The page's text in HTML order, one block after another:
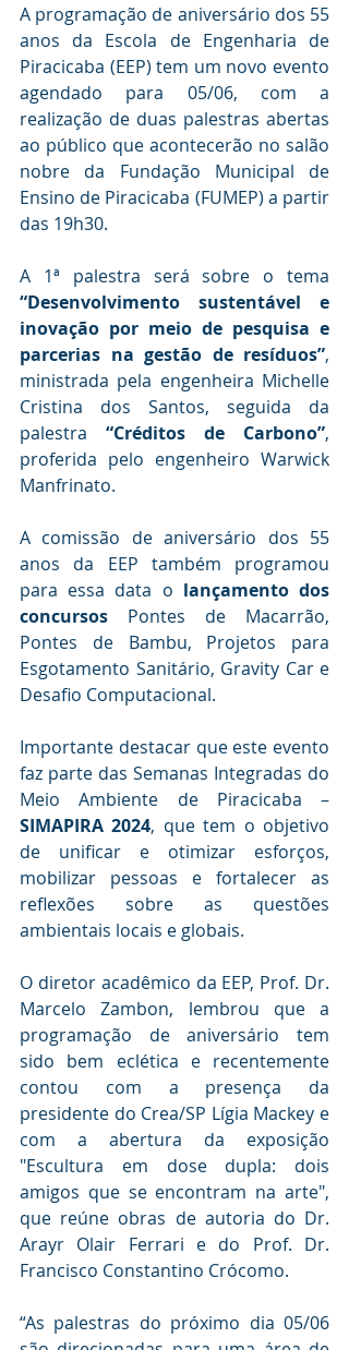
A programação de aniversário dos 55
anos da Escola de Engenharia de
Piracicaba (EEP) tem um novo evento
agendado para 05/06, com a
realização de duas palestras abertas
ao público que acontecerão no salão
nobre da Fundação Municipal de
Ensino de Piracicaba (FUMEP) a partir
das 19h30.
“Desenvolvimento sustentável e
inovação por meio de pesquisa e
parcerias na gestão de resíduos”,
ministrada pela engenheira Michelle
Cristina dos Santos, seguida da
palestra “Créditos de Carbono”,
proferida pelo engenheiro Warwick
Manfrinato.
A comissão de aniversário dos 55
anos da EEP também programou
para essa data o lançamento dos
concursos Pontes de Macarrão,
Pontes de Bambu, Projetos para
Esgotamento Sanitário, Gravity Car e
Desafio Computacional.
Importante destacar que este evento
faz parte das Semanas Integradas do
SIMAPIRA 2024, que tem o objetivo
de unificar e otimizar esforços,
mobilizar pessoas e fortalecer as
reflexões sobre as questões
ambientais locais e globais.
O diretor acadêmico da EEP, Prof. Dr.
Marcelo Zambon, lembrou que a
programação de aniversário tem
sido bem eclética e recentemente
contou com a presença da
presidente do Crea/SP Lígia Mackey e
com a abertura da exposição
"Escultura em dose dupla: dois
amigos que se encontram na arte",
que reúne obras de autoria do Dr.
Arayr Olair Ferrari e do Prof. Dr.
Francisco Constantino Crócomo.
“As palestras do próximo dia 05/06